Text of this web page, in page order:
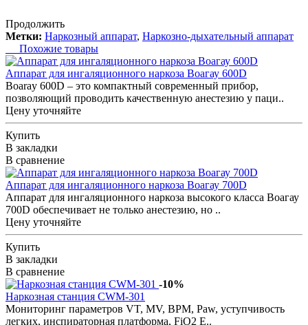
Продолжить
Метки: Наркозный аппарат, Наркозно-дыхательный аппарат
Похожие товары
Аппарат для ингаляционного наркоза Воагау 600D
Boaray 600D – это компактный современный прибор,
позволяющий проводить качественную анестезию у паци..
Цену уточняйте
Купить
В закладки
В сравнение
Аппарат для ингаляционного наркоза Воагау 700D
Аппарат для ингаляционного наркоза высокого класса Воагау
700D обеспечивает не только анестезию, но ..
Цену уточняйте
Купить
В закладки
В сравнение
-10%
Наркозная станция CWM-301
Мониторинг параметров VT, MV, BPM, Paw, уступчивость
легких, инспираторная платформа, FiO2 E..